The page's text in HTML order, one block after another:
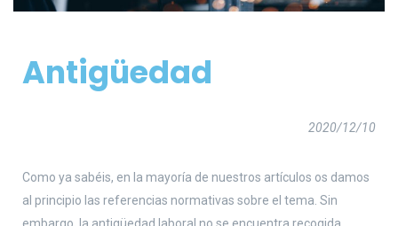
Antigüedad
2020/12/10
Como ya sabéis, en la mayoría de nuestros artículos os damos
al principio las referencias normativas sobre el tema. Sin